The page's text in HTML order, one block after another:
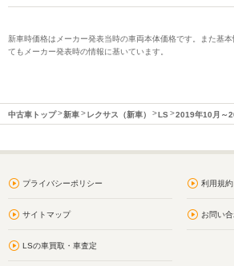
新車時価格はメーカー発表当時の車両本体価格です。また基
てもメーカー発表時の情報に基いています。
中古車トップ 新車 レクサス（新車） LS 2019年10月～
プライバシーポリシー 利用規約
サイトマップ お問い
LSの車買取・車査定